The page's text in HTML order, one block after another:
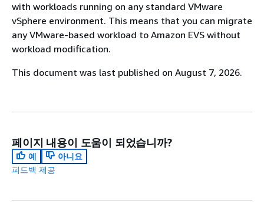
with workloads running on any standard VMware
vSphere environment. This means that you can migrate
any VMware-based workload to Amazon EVS without
workload modification.
This document was last published on August 7, 2026.
페이지 내용이 도움이 되었습니까?
예
아니요
피드백 제공